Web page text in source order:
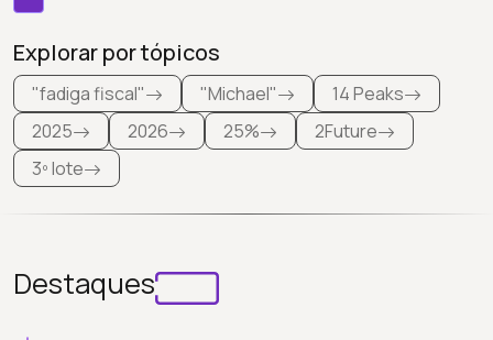
Explorar por tópicos
"fadiga fiscal" "Michael"
14 Peaks
2025
2026 25%
2Future
3º lote
Destaques